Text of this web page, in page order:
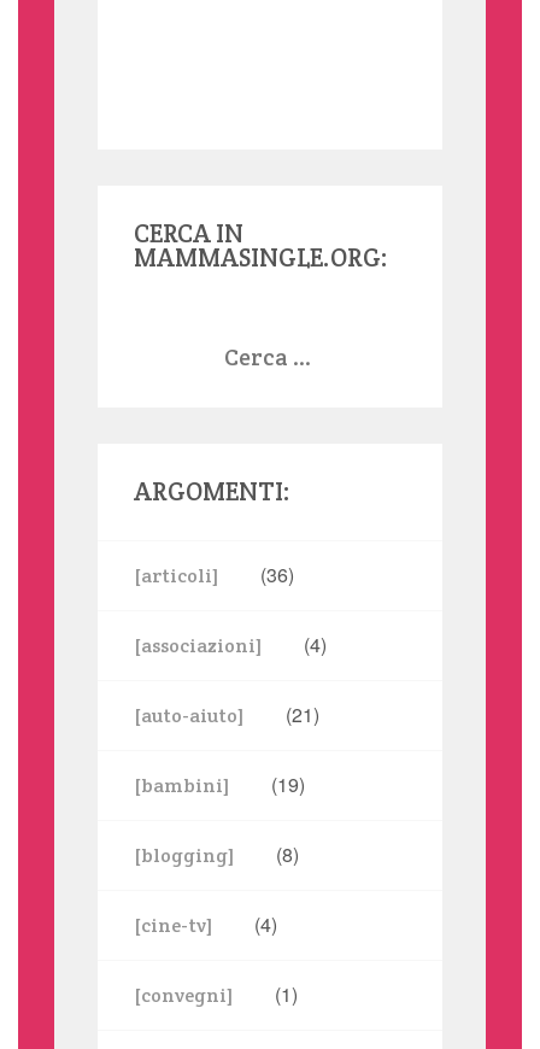
CERCA IN
MAMMASINGLE.ORG:
ARGOMENTI:
[articoli] (36)
[associazioni] (4)
[auto-aiuto] (21)
[bambini] (19)
[blogging] (8)
[cine-tv] (4)
[convegni] (1)